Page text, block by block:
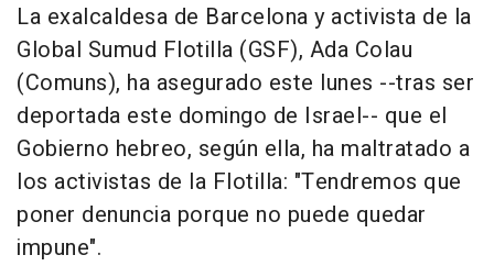
La exalcaldesa de Barcelona y activista de la
Global Sumud Flotilla (GSF), Ada Colau
(Comuns), ha asegurado este lunes --tras ser
deportada este domingo de Israel-- que el
Gobierno hebreo, según ella, ha maltratado a
los activistas de la Flotilla: "Tendremos que
poner denuncia porque no puede quedar
impune".